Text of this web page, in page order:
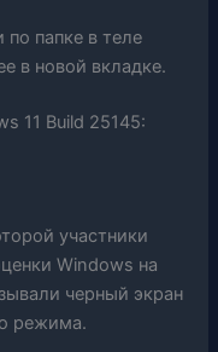
папке в теле
в новой вкладке.
11 Build 25145:
участники
Windows на
черный экран
режима.